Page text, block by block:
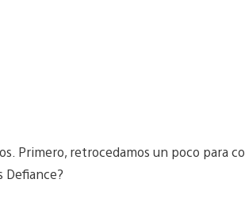
Primero, retrocedamos un poco para
Defiance?